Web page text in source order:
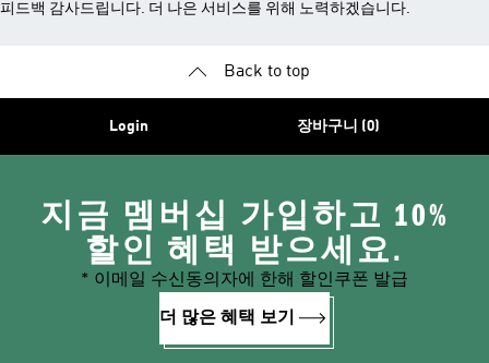
피드백 감사드립니다. 더 나은 서비스를 위해 노력하겠습니다.
Back to top
Login 장바구니 (0)
지금 멤버십 가입하고 10%
할인 혜택 받으세요.
* 이메일 수신동의자에 한해 할인쿠폰 발급
더 많은 혜택 보기